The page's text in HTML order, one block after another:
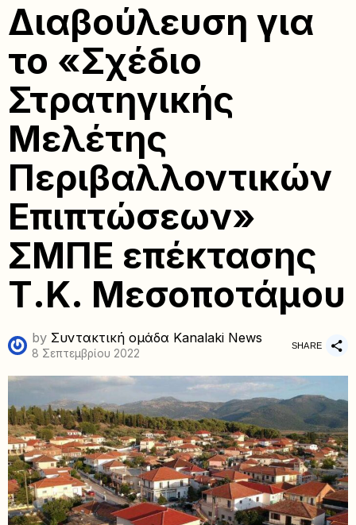
Διαβούλευση για
το «Σχέδιο
Στρατηγικής
Μελέτης
Περιβαλλοντικών
Επιπτώσεων»
ΣΜΠΕ επέκτασης
Τ.Κ. Μεσοποτάμου
by Συντακτική ομάδα Kanalaki News
8 Σεπτεμβρίου 2022
SHARE